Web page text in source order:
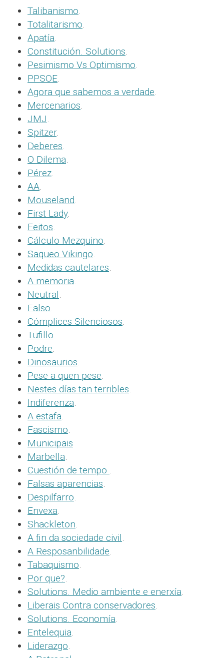
Talibanismo.
Totalitarismo.
Apatía.
Constitución. Solutions.
Pesimismo Vs Optimismo.
PPSOE.
Agora que sabemos a verdade.
Mercenarios.
JMJ.
Spitzer.
Deberes.
O Dilema.
Pérez.
AA.
Mouseland.
First Lady.
Feitos.
Cálculo Mezquino.
Saqueo Vikingo.
Medidas cautelares.
A memoria.
Neutral.
Falso.
Cómplices Silenciosos.
Tufillo.
Podre.
Dinosaurios.
Pese a quen pese.
Nestes días tan terribles.
Indiferenza.
A estafa.
Fascismo.
Municipais
Marbella.
Cuestión de tempo .
Falsas aparencias.
Despilfarro.
Envexa.
Shackleton.
A fin da sociedade civil.
A Resposanbilidade.
Tabaquismo.
Por que?.
Solutions. Medio ambiente e enerxía.
Liberais Contra conservadores.
Solutions. Economía.
Entelequia.
Liderazgo.